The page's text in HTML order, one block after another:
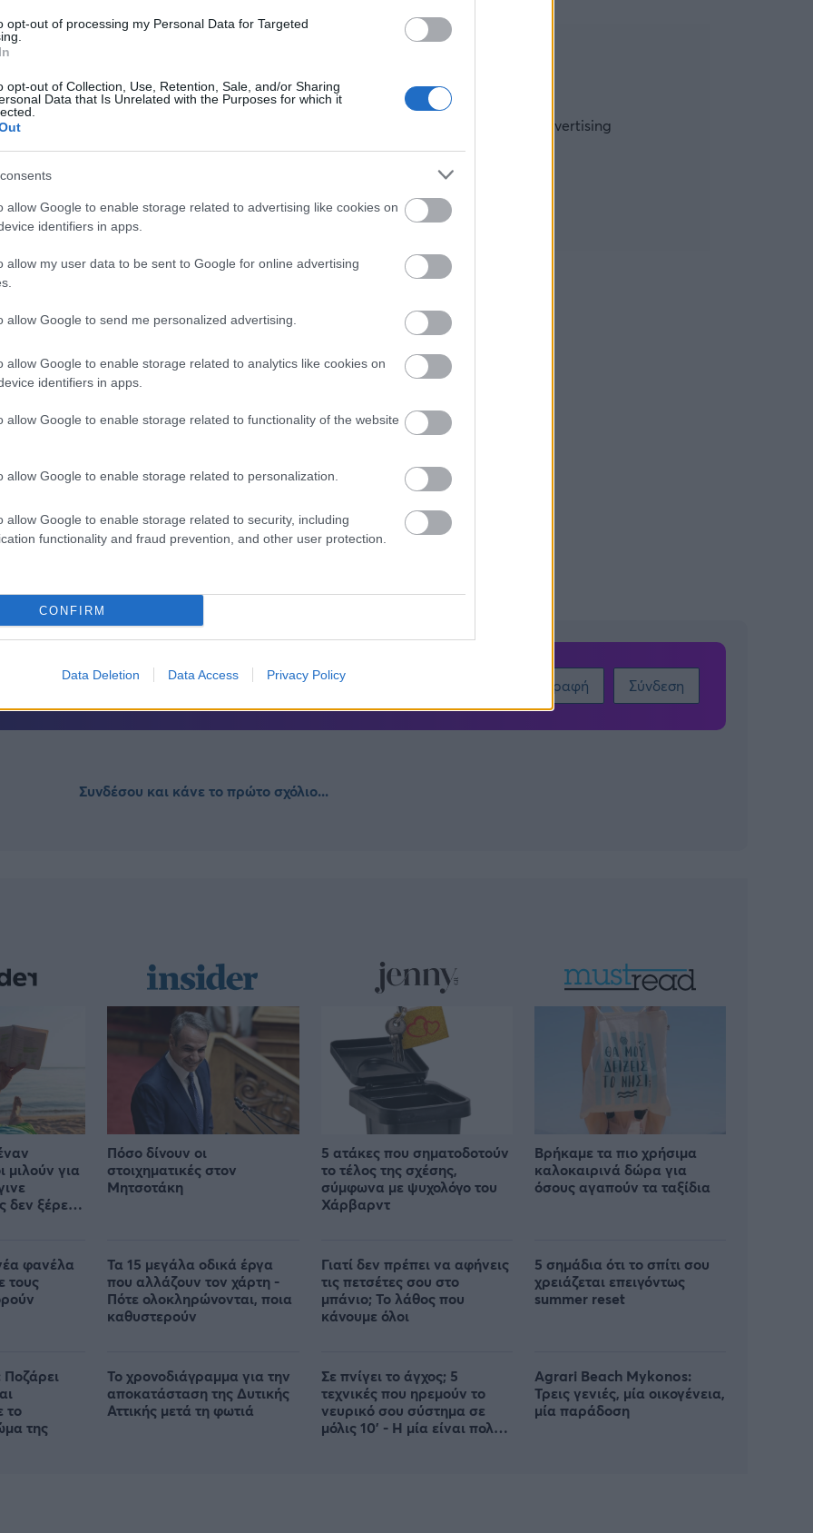
opt-out of processing my Personal Data for Targeted
opt-out of Collection, Use, Retention, Sale, and/or Sharing
Data that Is Unrelated with the Purposes for which it
allow Google to enable storage related to advertising like cookies on
identifiers in apps.
allow my user data to be sent to Google for online advertising
allow Google to send me personalized advertising.
allow Google to enable storage related to analytics like cookies on
identifiers in apps.
allow Google to enable storage related to functionality of the website
allow Google to enable storage related to personalization.
allow Google to enable storage related to security, including
functionality and fraud prevention, and other user protection.
CONFIRM
Data Deletion Data Access Privacy Policy
που αποκοιμήθηκε στον αέρα και έγινε viral
για 15 χρόνια: «Το αποφάσισα σε 10
καταγραφεί: Τι παρατήρησαν οι επιστήμονες (vid)
σου πρέπει να συνδεθείς στο my gazzetta! Εγγραφή Σύνδεση
Συνδέσου και κάνε το πρώτο σχόλιο...
μιλούν για
δεν ξέρει
φανέλα
τους
το
της
Πόσο δίνουν οι
στοιχηματικές στον
Μητσοτάκη
Τα 15 μεγάλα οδικά έργα
που αλλάζουν τον χάρτη -
Πότε ολοκληρώνονται, ποια
καθυστερούν
Το χρονοδιάγραμμα για την
αποκατάσταση της Δυτικής
Αττικής μετά τη φωτιά
5 ατάκες που σηματοδοτούν
το τέλος της σχέσης,
σύμφωνα με ψυχολόγο του
Χάρβαρντ
Γιατί δεν πρέπει να αφήνεις
τις πετσέτες σου στο
μπάνιο; Το λάθος που
κάνουμε όλοι
Σε πνίγει το άγχος; 5
τεχνικές που ηρεμούν το
νευρικό σου σύστημα σε
μόλις 10' - Η μία είναι πολύ
Βρήκαμε τα πιο χρήσιμα
καλοκαιρινά δώρα για
όσους αγαπούν τα ταξίδια
5 σημάδια ότι το σπίτι σου
χρειάζεται επειγόντως
summer reset
Agrari Beach Mykonos:
Τρεις γενιές, μία οικογένεια,
μία παράδοση